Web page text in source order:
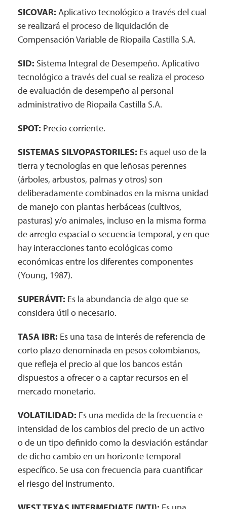
SICOVAR: Aplicativo tecnológico a través del cual
se realizará el proceso de liquidación de
Compensación Variable de Riopaila Castilla S.A.
SID: Sistema Integral de Desempeño. Aplicativo
tecnológico a través del cual se realiza el proceso
de evaluación de desempeño al personal
administrativo de Riopaila Castilla S.A.
SPOT: Precio corriente.
SISTEMAS SILVOPASTORILES: Es aquel uso de la
tierra y tecnologías en que leñosas perennes
(árboles, arbustos, palmas y otros) son
deliberadamente combinados en la misma unidad
de manejo con plantas herbáceas (cultivos,
pasturas) y/o animales, incluso en la misma forma
de arreglo espacial o secuencia temporal, y en que
hay interacciones tanto ecológicas como
económicas entre los diferentes componentes
(Young, 1987).
SUPERÁVIT: Es la abundancia de algo que se
considera útil o necesario.
TASA IBR: Es una tasa de interés de referencia de
corto plazo denominada en pesos colombianos,
que refleja el precio al que los bancos están
dispuestos a ofrecer o a captar recursos en el
mercado monetario.
VOLATILIDAD: Es una medida de la frecuencia e
intensidad de los cambios del precio de un activo
o de un tipo definido como la desviación estándar
de dicho cambio en un horizonte temporal
específico. Se usa con frecuencia para cuantificar
el riesgo del instrumento.